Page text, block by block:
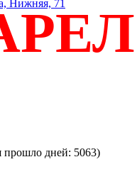
прошло дней: 5063)